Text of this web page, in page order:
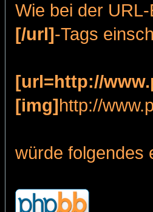
Wie bei der
[/url]-Tags
[url=http://
[img]http://
würde folgendes